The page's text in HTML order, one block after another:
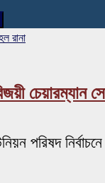
রানা
চেয়ারম্যান
পরিষদ